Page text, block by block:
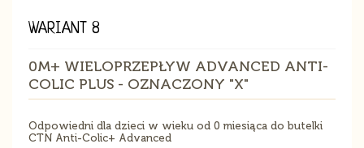
WARIANT 8
0M+ WIELOPRZEPŁYW ADVANCED ANTI-
COLIC PLUS - OZNACZONY "X"
Odpowiedni dla dzieci w wieku od 0 miesiąca do butelki
CTN Anti-Colic+ Advanced